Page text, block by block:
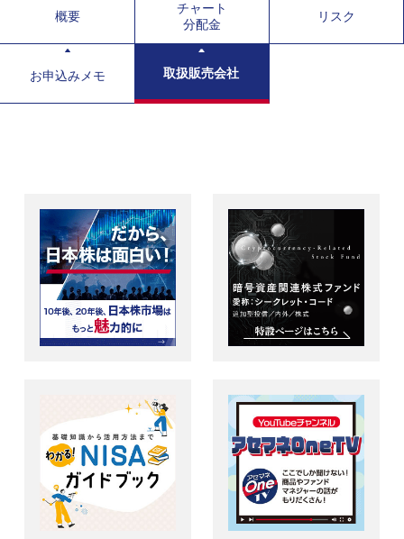
概要
チャート
分配金
リスク
お申込みメモ 取扱販売会社